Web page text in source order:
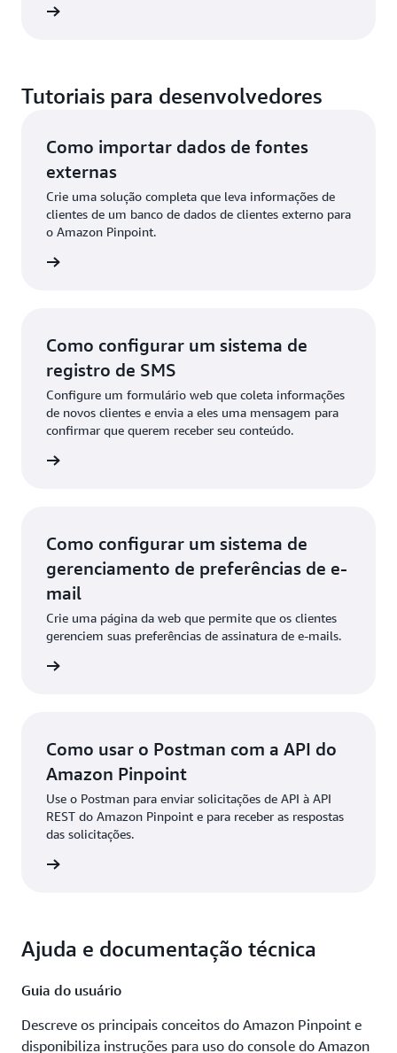
Tutoriais para desenvolvedores
Como importar dados de fontes
externas
Crie uma solução completa que leva informações de
clientes de um banco de dados de clientes externo para
o Amazon Pinpoint.
Como configurar um sistema de
registro de SMS
Configure um formulário web que coleta informações
de novos clientes e envia a eles uma mensagem para
confirmar que querem receber seu conteúdo.
Como configurar um sistema de
gerenciamento de preferências de e-
mail
Crie uma página da web que permite que os clientes
gerenciem suas preferências de assinatura de e-mails.
Como usar o Postman com a API do
Amazon Pinpoint
Use o Postman para enviar solicitações de API à API
REST do Amazon Pinpoint e para receber as respostas
das solicitações.
Ajuda e documentação técnica
Guia do usuário
Descreve os principais conceitos do Amazon Pinpoint e
disponibiliza instruções para uso do console do Amazon